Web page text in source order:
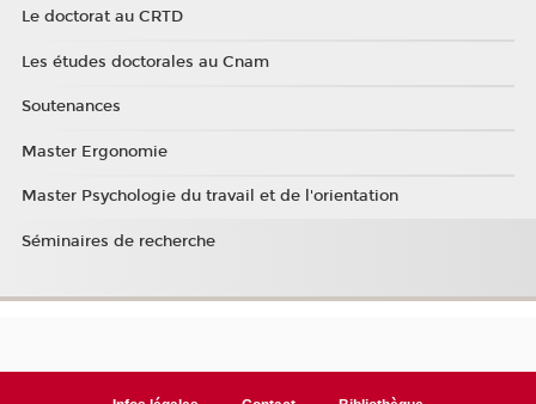
Le doctorat au CRTD
Les études doctorales au Cnam
Soutenances
Master Ergonomie
Master Psychologie du travail et de l'orientation
Séminaires de recherche